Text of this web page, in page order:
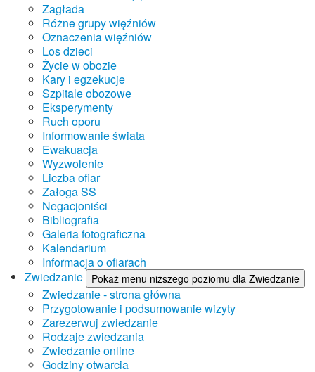
Zagłada
Różne grupy więźniów
Oznaczenia więźniów
Los dzieci
Życie w obozie
Kary i egzekucje
Szpitale obozowe
Eksperymenty
Ruch oporu
Informowanie świata
Ewakuacja
Wyzwolenie
Liczba ofiar
Załoga SS
Negacjoniści
Bibliografia
Galeria fotograficzna
Kalendarium
Informacja o ofiarach
Zwiedzanie
Pokaż menu niższego poziomu dla Zwiedzanie
Zwiedzanie - strona główna
Przygotowanie i podsumowanie wizyty
Zarezerwuj zwiedzanie
Rodzaje zwiedzania
Zwiedzanie online
Godziny otwarcia